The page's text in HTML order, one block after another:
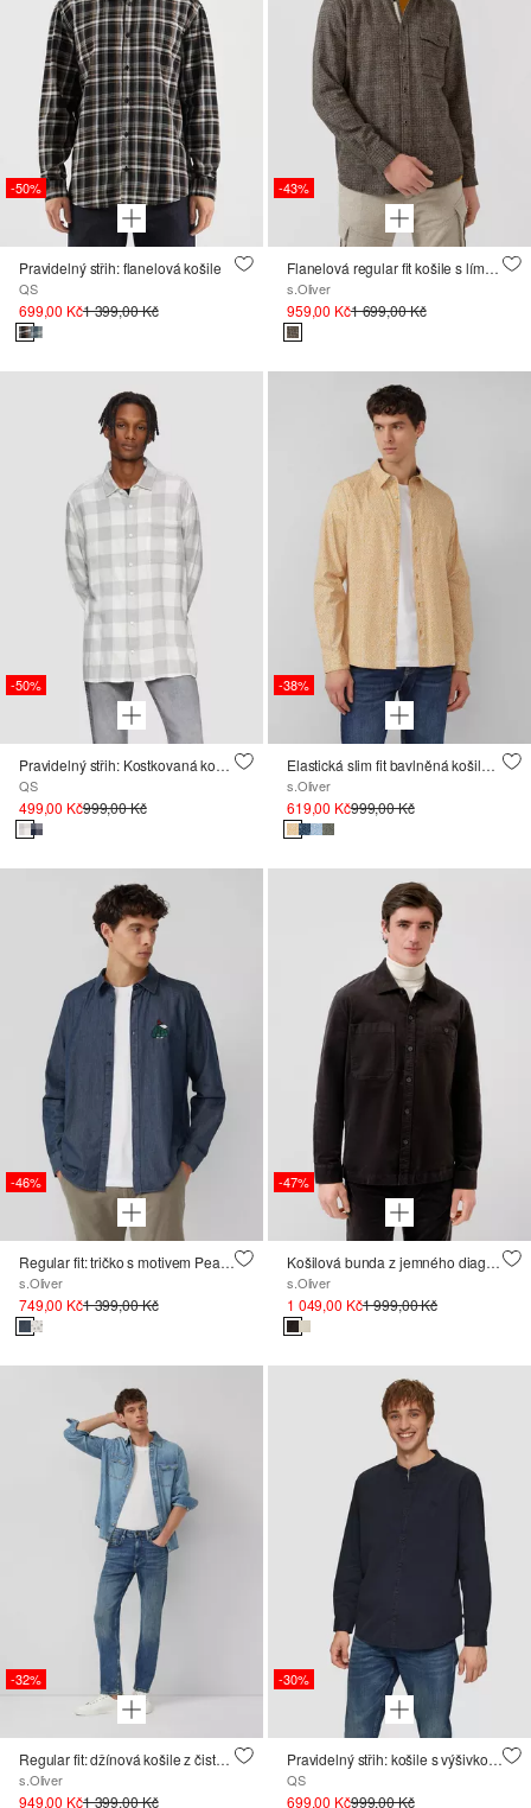
-50%
Pravidelný střih: flanelová košile
QS
699,00 Kč1 399,00 Kč
-43%
Flanelová regular fit košile s límcem na knoflíky
s.Oliver
959,00 Kč1 699,00 Kč
-50%
Pravidelný střih: Kostkovaná košile s náprsní kapsou
QS
499,00 Kč999,00 Kč
-38%
Elastická slim fit bavlněná košile s celoplošným potiskem
s.Oliver
619,00 Kč999,00 Kč
-46%
Regular fit: tričko s motivem Peanuts®
s.Oliver
749,00 Kč1 399,00 Kč
-47%
Košilová bunda z jemného diagonálního manšestru
s.Oliver
1 049,00 Kč1 999,00 Kč
-32%
Regular fit: džínová košile z čisté bavlny
s.Oliver
949,00 Kč1 399,00 Kč
-30%
Pravidelný střih: košile s výšivkou vypraná v oděvu
QS
699,00 Kč999,00 Kč